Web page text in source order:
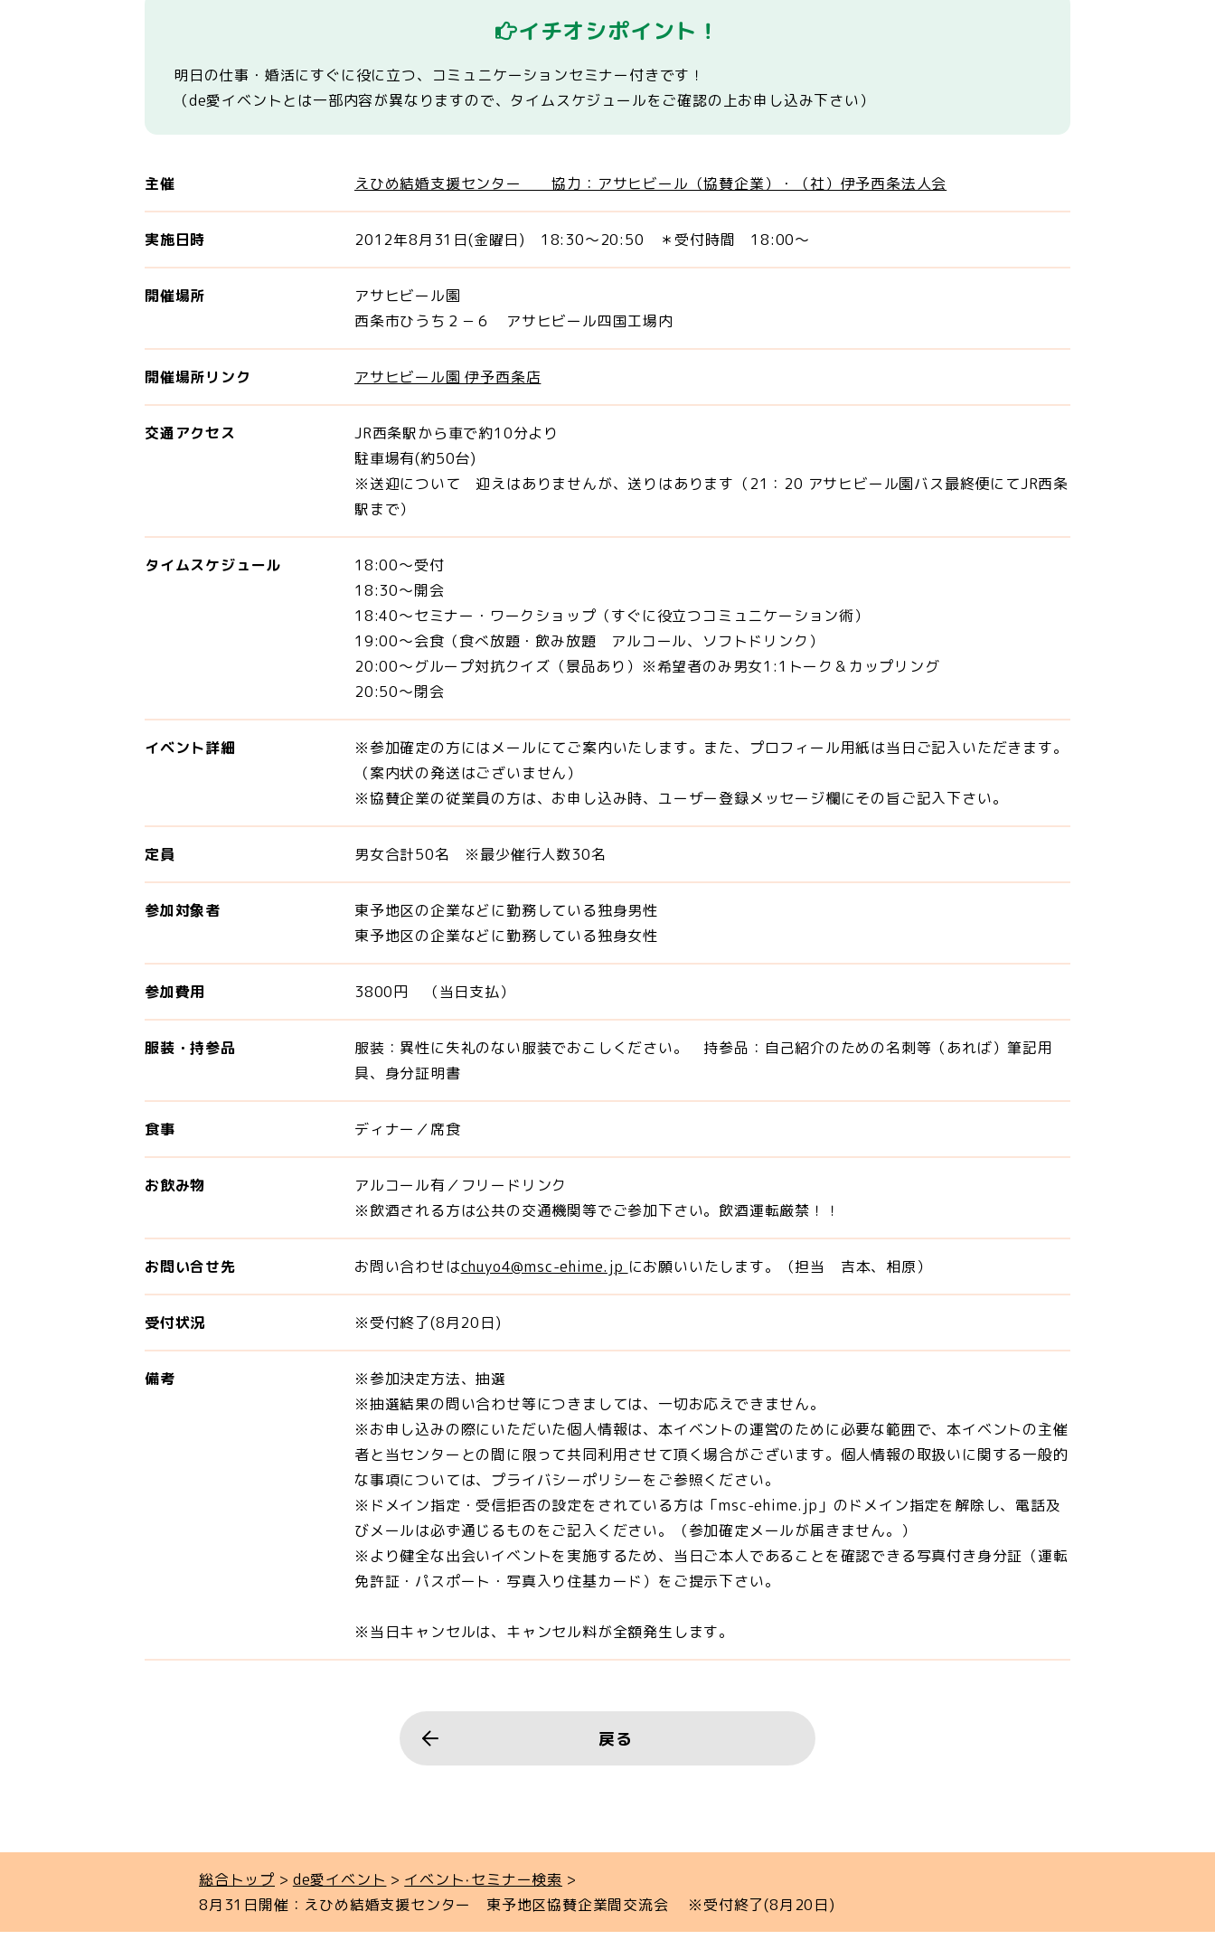
イチオシポイント！
明日の仕事・婚活にすぐに役に立つ、コミュニケーションセミナー付きです！
（de愛イベントとは一部内容が異なりますので、タイムスケジュールをご確認の上お申し込み下さい）
主催 えひめ結婚支援センター 協力：アサヒビール（協賛企業）・（社）伊予西条法人会
実施日時 2012年8月31日(金曜日) 18:30～20:50 ＊受付時間 18:00～
開催場所
アサヒビール園
西条市ひうち２－６ アサヒビール四国工場内
開催場所リンク アサヒビール園 伊予西条店
交通アクセス
JR西条駅から車で約10分より
駐車場有(約50台)
※送迎について 迎えはありませんが、送りはあります（21：20 アサヒビール園バス最終便にてJR西条
駅まで）
タイムスケジュール
18:00～受付
18:30～開会
18:40～セミナー・ワークショップ（すぐに役立つコミュニケーション術）
19:00～会食（食べ放題・飲み放題 アルコール、ソフトドリンク）
20:00～グループ対抗クイズ（景品あり）※希望者のみ男女1:1トーク＆カップリング
20:50～閉会
イベント詳細
※参加確定の方にはメールにてご案内いたします。また、プロフィール用紙は当日ご記入いただきます。
（案内状の発送はございません）
※協賛企業の従業員の方は、お申し込み時、ユーザー登録メッセージ欄にその旨ご記入下さい。
定員 男女合計50名 ※最少催行人数30名
参加対象者
東予地区の企業などに勤務している独身男性
東予地区の企業などに勤務している独身女性
参加費用 3800円 （当日支払）
服装・持参品
服装：異性に失礼のない服装でおこしください。 持参品：自己紹介のための名刺等（あれば）筆記用
具、身分証明書
食事 ディナー／席食
お飲み物
アルコール有／フリードリンク
※飲酒される方は公共の交通機関等でご参加下さい。飲酒運転厳禁！！
お問い合せ先 お問い合わせはchuyo4@msc-ehime.jp にお願いいたします。（担当 吉本、相原）
受付状況 ※受付終了(8月20日)
備考
※参加決定方法、抽選
※抽選結果の問い合わせ等につきましては、一切お応えできません。
※お申し込みの際にいただいた個人情報は、本イベントの運営のために必要な範囲で、本イベントの主催
者と当センターとの間に限って共同利用させて頂く場合がございます。個人情報の取扱いに関する一般的
な事項については、プライバシーポリシーをご参照ください。
※ドメイン指定・受信拒否の設定をされている方は「msc-ehime.jp」のドメイン指定を解除し、電話及
びメールは必ず通じるものをご記入ください。（参加確定メールが届きません。）
※より健全な出会いイベントを実施するため、当日ご本人であることを確認できる写真付き身分証（運転
免許証・パスポート・写真入り住基カード）をご提示下さい。
※当日キャンセルは、キャンセル料が全額発生します。
戻る
総合トップ de愛イベント
イベント‧セミナー検索
8月31日開催：えひめ結婚支援センター 東予地区協賛企業間交流会 ※受付終了(8月20日)